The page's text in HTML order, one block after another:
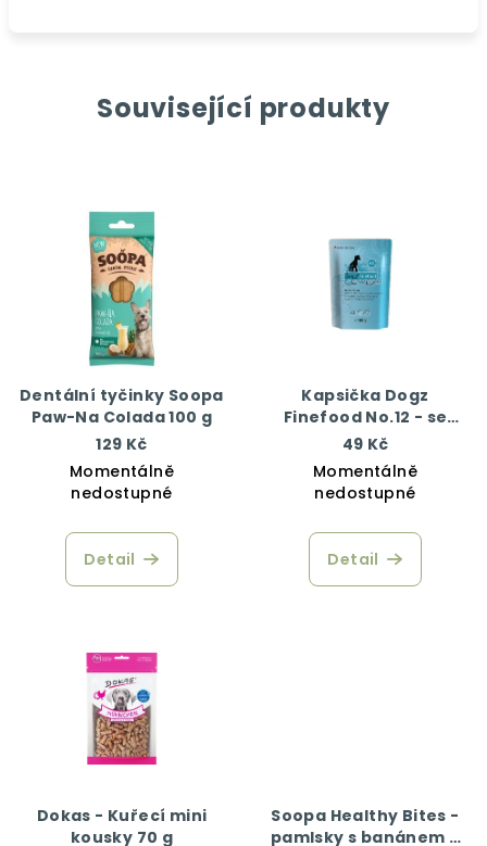
Související produkty
Dentální tyčinky Soopa
Paw-Na Colada 100 g
129 Kč
Momentálně
nedostupné
Detail
Kapsička Dogz
Finefood No.12 - se
zvěřinou a sledím
masem 100 g
49 Kč
Momentálně
nedostupné
Detail
Dokas - Kuřecí mini
kousky 70 g
Soopa Healthy Bites -
pamlsky s banánem a